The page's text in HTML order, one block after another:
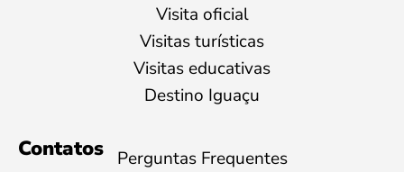
Visita oficial
Visitas turísticas
Visitas educativas
Destino Iguaçu
Contatos
Perguntas Frequentes